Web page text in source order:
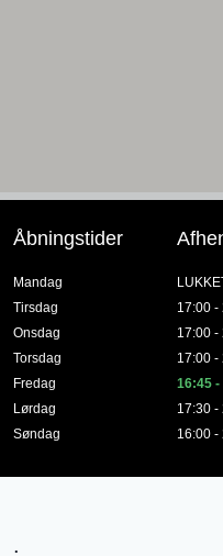
Åbningstider
Mandag
Tirsdag
Onsdag
Torsdag
Fredag
Lørdag
Søndag
17:00 -
17:00 -
17:00 -
16:45 -
17:30 -
16:00 -
.